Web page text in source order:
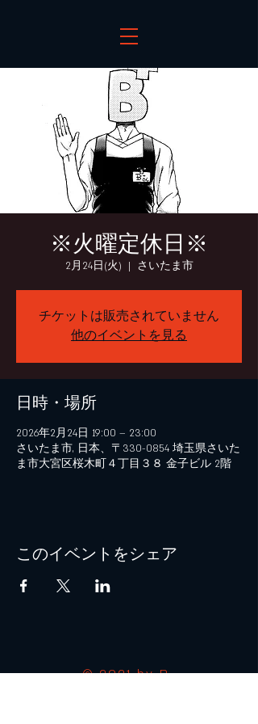
※火曜定休日※
2月24日(火)
  |
さいたま市
チケットは販売されていません
他のイベントを見る
日時・場所
2026年2月24日 19:00 – 23:00
さいたま市, 日本、〒330-0854 埼玉県さいた
ま市大宮区桜木町４丁目３８ 金子ビル 2階
このイベントをシェア
© 2021 by B+